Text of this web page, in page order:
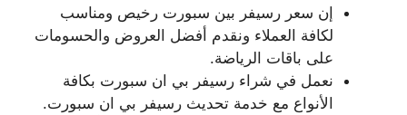
إن سعر رسيفر بين سبورت رخيص ومناسب
لكافة العملاء ونقدم أفضل العروض والحسومات
على باقات الرياضة.
نعمل في شراء رسيفر بي ان سبورت بكافة
الأنواع مع خدمة تحديث رسيفر بي ان سبورت.